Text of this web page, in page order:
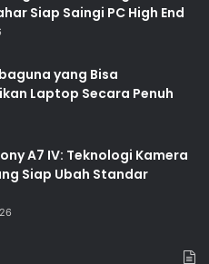
Siap Saingi PC High End
yang Bisa
Laptop Secara Penuh
A7 IV: Teknologi Kamera
Siap Ubah Standar